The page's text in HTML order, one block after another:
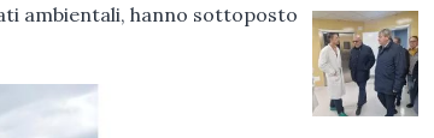
ambientali, hanno sottoposto